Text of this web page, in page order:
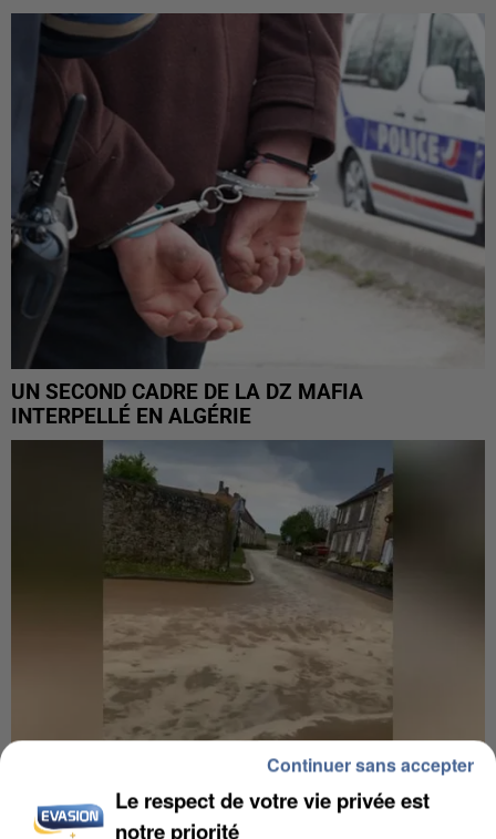
UN SECOND CADRE DE LA DZ MAFIA
INTERPELLÉ EN ALGÉRIE
UNE TOURISTE DE L’OISE EMPORTÉE PAR UNE
Le respect de votre vie privée est
notre priorité
Continuer sans accepter